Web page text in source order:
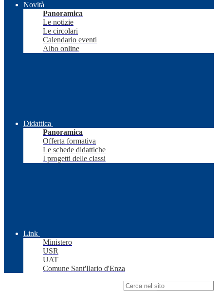
Novità
Panoramica
Le notizie
Le circolari
Calendario eventi
Albo online
Didattica
Panoramica
Offerta formativa
Le schede didattiche
I progetti delle classi
Link
Ministero
USR
UAT
Comune Sant'Ilario d'Enza